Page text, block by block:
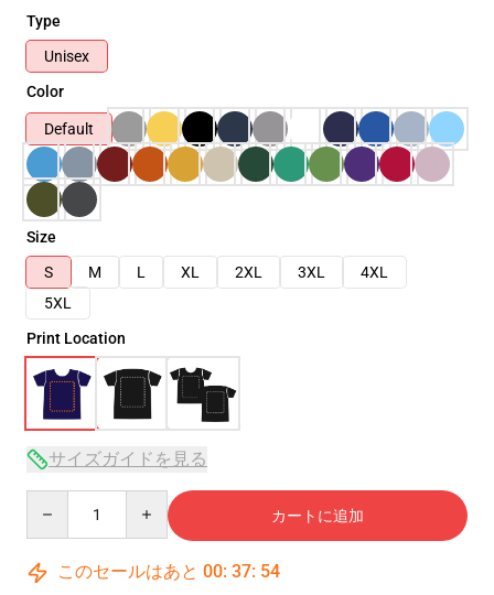
Type
Unisex
Color
Default
Size
S
M L XL 2XL 3XL
4XL
5XL
Print Location
サイズガイドを見る
カートに追加
このセールはあと 00: 37: 53